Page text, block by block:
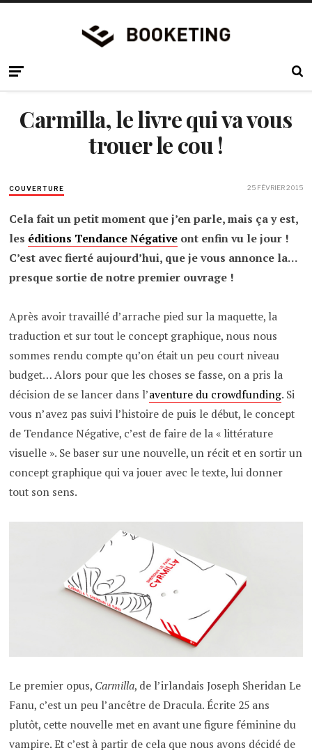
Carmilla, le livre qui va vous
trouer le cou !
COUVERTURE 25 FÉVRIER 2015
Cela fait un petit moment que j’en parle, mais ça y est,
les éditions Tendance Négative ont enfin vu le jour !
C’est avec fierté aujourd’hui, que je vous annonce la…
presque sortie de notre premier ouvrage !
Après avoir travaillé d’arrache pied sur la maquette, la
traduction et sur tout le concept graphique, nous nous
sommes rendu compte qu’on était un peu court niveau
budget… Alors pour que les choses se fasse, on a pris la
décision de se lancer dans l’aventure du crowdfunding. Si
vous n’avez pas suivi l’histoire de puis le début, le concept
de Tendance Négative, c’est de faire de la « littérature
visuelle ». Se baser sur une nouvelle, un récit et en sortir un
concept graphique qui va jouer avec le texte, lui donner
tout son sens.
Le premier opus, Carmilla, de l’irlandais Joseph Sheridan Le
Fanu, c’est un peu l’ancêtre de Dracula. Écrite 25 ans
plutôt, cette nouvelle met en avant une figure féminine du
vampire. Et c’est à partir de cela que nous avons décidé de